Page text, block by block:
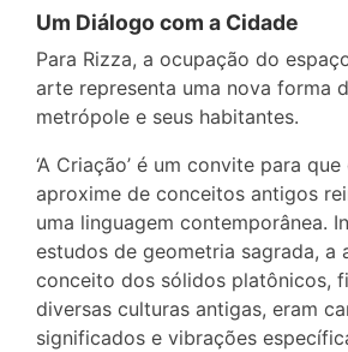
Um Diálogo com a Cidade
Para Rizza, a ocupação do
arte representa uma nova forma
metrópole e seus habitantes.
‘A Criação’ é um convite para
aproxime de conceitos antigos
uma linguagem contemporânea.
estudos de geometria sagrada, a
conceito dos sólidos platônicos,
diversas culturas antigas, eram
significados e vibrações